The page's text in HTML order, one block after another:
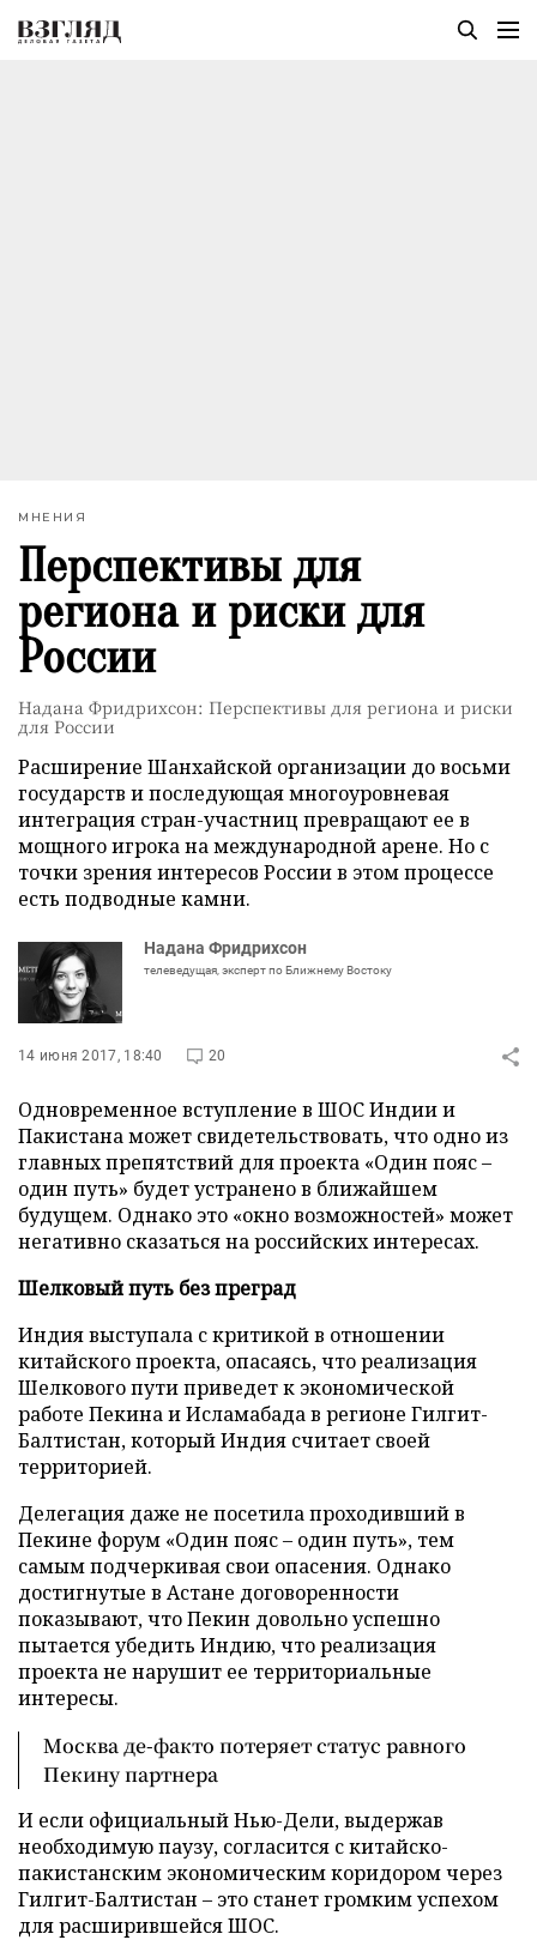
МНЕНИЯ
Перспективы для
региона и риски для
России
Надана Фридрихсон: Перспективы для региона и риски
для России
Расширение Шанхайской организации до восьми
государств и последующая многоуровневая
интеграция стран-участниц превращают ее в
мощного игрока на международной арене. Но с
точки зрения интересов России в этом процессе
есть подводные камни.
Надана Фридрихсон
телеведущая, эксперт по Ближнему Востоку
14 июня 2017, 18:40 20
Одновременное вступление в ШОС Индии и
Пакистана может свидетельствовать, что одно из
главных препятствий для проекта «Один пояс –
один путь» будет устранено в ближайшем
будущем. Однако это «окно возможностей» может
негативно сказаться на российских интересах.
Шелковый путь без преград
Индия выступала с критикой в отношении
китайского проекта, опасаясь, что реализация
Шелкового пути приведет к экономической
работе Пекина и Исламабада в регионе Гилгит-
Балтистан, который Индия считает своей
территорией.
Делегация даже не посетила проходивший в
Пекине форум «Один пояс – один путь», тем
самым подчеркивая свои опасения. Однако
достигнутые в Астане договоренности
показывают, что Пекин довольно успешно
пытается убедить Индию, что реализация
проекта не нарушит ее территориальные
интересы.
Москва де-факто потеряет статус равного
Пекину партнера
И если официальный Нью-Дели, выдержав
необходимую паузу, согласится с китайско-
пакистанским экономическим коридором через
Гилгит-Балтистан – это станет громким успехом
для расширившейся ШОС.